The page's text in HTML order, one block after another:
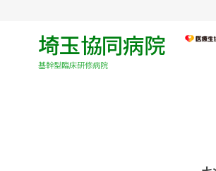
埼玉協同病院
基幹型臨床研修病院